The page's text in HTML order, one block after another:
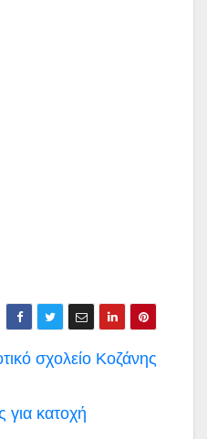
σχολείο Κοζάνης
για κατοχή